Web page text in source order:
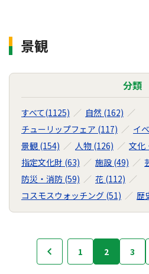
景観
分類
すべて(1125)
自然 (162)
チューリップフェア (117)
イ
景観 (154)
人物 (126)
文化
指定文化財 (63)
施設 (49)
防災・消防 (59)
花 (112)
コスモスウォッチング (51)
歴
1 2 3